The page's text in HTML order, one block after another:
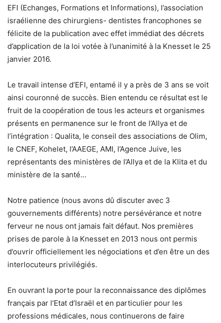
EFI (Echanges, Formations et Informations), l’association
israélienne des chirurgiens- dentistes francophones se
félicite de la publication avec effet immédiat des décrets
d’application de la loi votée à l’unanimité à la Knesset le 25
janvier 2016.
Le travail intense d’EFI, entamé il y a près de 3 ans se voit
ainsi couronné de succès. Bien entendu ce résultat est le
fruit de la coopération de tous les acteurs et organismes
présents en permanence sur le front de l’Allya et de
l’intégration : Qualita, le conseil des associations de Olim,
le CNEF, Kohelet, l’AAEGE, AMI, l’Agence Juive, les
représentants des ministères de l’Allya et de la Klita et du
ministère de la santé…
Notre patience (nous avons dû discuter avec 3
gouvernements différents) notre persévérance et notre
ferveur ne nous ont jamais fait défaut. Nos premières
prises de parole à la Knesset en 2013 nous ont permis
d’ouvrir officiellement les négociations et d’en être un des
interlocuteurs privilégiés.
En ouvrant la porte pour la reconnaissance des diplômes
français par l’Etat d’Israël et en particulier pour les
professions médicales, nous continuerons de faire